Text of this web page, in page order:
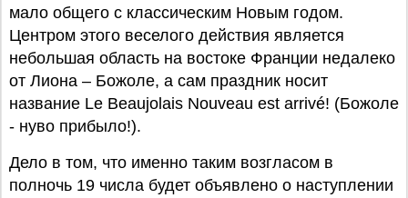
мало общего с классическим Новым годом.
Центром этого веселого действия является
небольшая область на востоке Франции недалеко
от Лиона – Божоле, а сам праздник носит
название Le Beaujolais Nouveau est arrivé! (Божоле
- нуво прибыло!).
Дело в том, что именно таким возгласом в
полночь 19 числа будет объявлено о наступлении